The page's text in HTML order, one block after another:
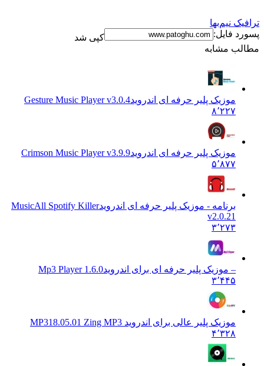
ترافیک نیم‌بها
پسورد فایل:
کپی شد
مطالب مشابه
موزیک پلیر حرفه ای اندرویدGesture Music Player v3.0.4
۸٬۲۲۷
موزیک پلیر حرفه ای اندرویدCrimson Music Player v3.9.9
۵٬۸۷۷
برنامه - موزیک پلیر حرفه ای اندرویدMusicAll Spotify Killer
v2.0.21
۳٬۲۷۳
– موزیک پلیر حرفه ای برای اندروید1.6.0 Mp3 Player
۳٬۴۴۵
موزیک پلیر عالی برای اندروید MP3 18.05.01 Zing MP3
۴٬۳۲۸